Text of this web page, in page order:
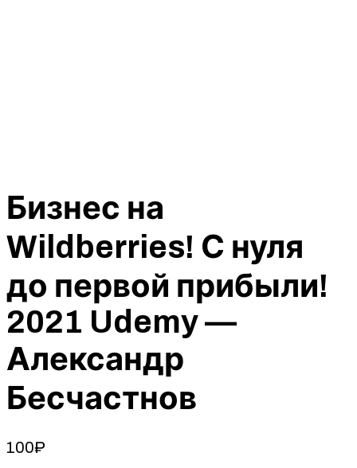
Бизнес на
Wildberries! С нуля
до первой прибыли!
2021 Udemy —
Александр
Бесчастнов
100₽